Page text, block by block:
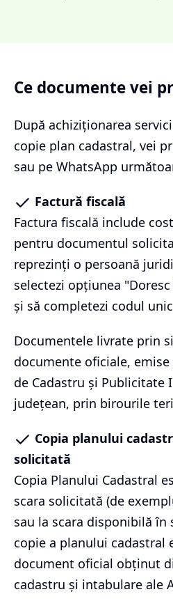
Ce documente vei
După achiziționarea
copie plan cadastral, vei
sau pe WhatsApp
Factură fiscală
Factura fiscală include
pentru documentul
reprezinți o persoană
selectezi opțiunea
și să completezi codul
Documentele livrate prin
documente oficiale,
de Cadastru și Publicitate
județean, prin birourile
Copia planului
solicitată
Copia Planului Cadastral
scara solicitată (de
sau la scara disponibilă în
copie a planului cadastral
document oficial obținut
cadastru și intabulare ale